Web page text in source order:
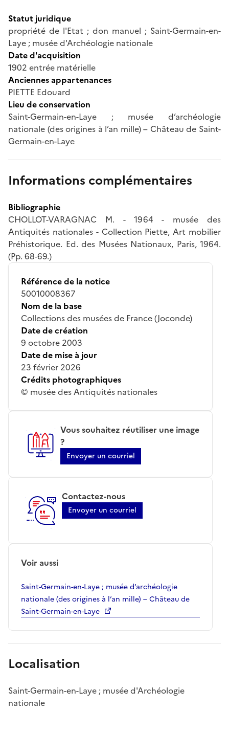
Statut juridique
propriété de l'Etat ; don manuel ; Saint-Germain-en-
Laye ; musée d'Archéologie nationale
Date d'acquisition
1902 entrée matérielle
Anciennes appartenances
PIETTE Edouard
Lieu de conservation
Saint-Germain-en-Laye ; musée d’archéologie
nationale (des origines à l’an mille) – Château de Saint-
Germain-en-Laye
Informations complémentaires
Bibliographie
CHOLLOT-VARAGNAC M. - 1964 - musée des
Antiquités nationales - Collection Piette, Art mobilier
Préhistorique. Ed. des Musées Nationaux, Paris, 1964.
(Pp. 68-69.)
Référence de la notice
50010008367
Nom de la base
Collections des musées de France (Joconde)
Date de création
9 octobre 2003
Date de mise à jour
23 février 2026
Crédits photographiques
© musée des Antiquités nationales
Vous souhaitez réutiliser une image
?
Envoyer un courriel
Contactez-nous
Envoyer un courriel
Voir aussi
Saint-Germain-en-Laye ; musée d’archéologie
nationale (des origines à l’an mille) – Château de
Saint-Germain-en-Laye
Localisation
Saint-Germain-en-Laye ; musée d'Archéologie
nationale